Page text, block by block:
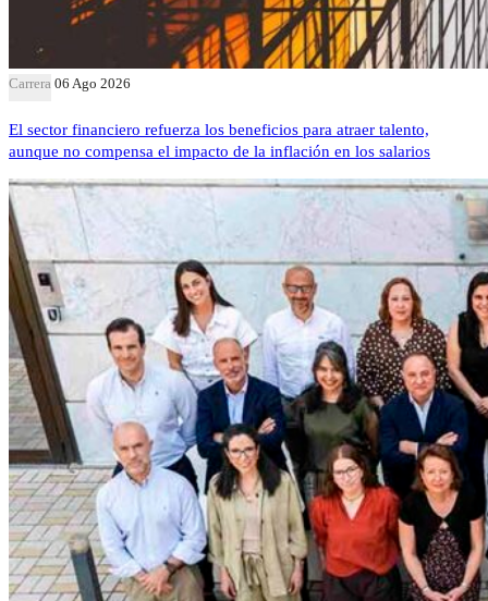
Carrera 06 Ago 2026
El sector financiero refuerza los beneficios para atraer talento,
aunque no compensa el impacto de la inflación en los salarios